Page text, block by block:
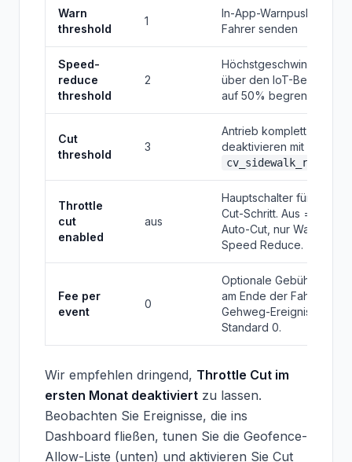
Warn
threshold
1
In-App-Warnpush an den
Fahrer senden
Speed-
reduce
threshold
2
Höchstgeschwindigkeit
über den IoT-
auf 50% begrenzen
Cut
threshold
3
Antrieb komplett
deaktivieren mit Grund
cv_sidewalk_repeated
Throttle
cut
enabled
aus
Hauptschalter für den
Cut-Schritt. Aus = kein
Auto-Cut, nur Warn +
Speed Reduce.
Fee per
event
0
Optionale Gebühr in Cent
am Ende der Fahrt pro
Gehweg-Ereignis.
Standard 0.
Wir empfehlen dringend, Throttle Cut im
ersten Monat deaktiviert zu lassen.
Beobachten Sie Ereignisse, die ins
Dashboard fließen, tunen Sie die Geofence-
Allow-Liste (unten) und aktivieren Sie Cut